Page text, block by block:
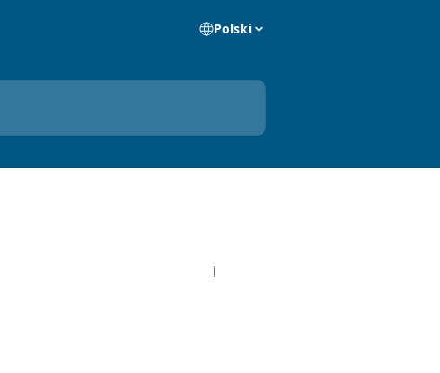
Polski